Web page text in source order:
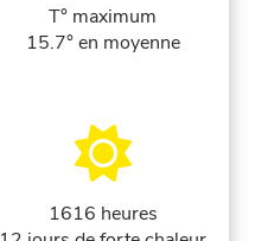
T° maximum
15.7° en moyenne
1616 heures